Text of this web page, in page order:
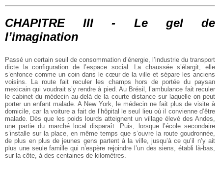
CHAPITRE III - Le gel de
l’imagination
Passé un certain seuil de consommation d’énergie, l’industrie du transport
dicte la configuration de l’espace social. La chaussée s’élargit, elle
s’enfonce comme un coin dans le cœur de la ville et sépare les anciens
voisins. La route fait reculer les champs hors de portée du paysan
mexicain qui voudrait s’y rendre à pied. Au Brésil, l’ambulance fait reculer
le cabinet du médecin au-delà de la courte distance sur laquelle on peut
porter un enfant malade. A New York, le médecin ne fait plus de visite à
domicile, car la voiture a fait de l’hôpital le seul lieu où il convienne d’être
malade. Dès que les poids lourds atteignent un village élevé des Andes,
une partie du marché local disparaît. Puis, lorsque l’école secondaire
s’installe sur la place, en même temps que s’ouvre la route goudronnée,
de plus en plus de jeunes gens partent à la ville, jusqu’à ce qu’il n’y ait
plus une seule famille qui n’espère rejoindre l’un des siens, établi là-bas,
sur la côte, à des centaines de kilomètres.